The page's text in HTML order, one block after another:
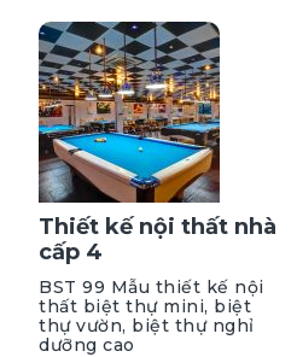
Thiết kế nội thất nhà
cấp 4
BST 99 Mẫu thiết kế nội
thất biệt thự mini, biệt
thự vườn, biệt thự nghỉ
dưỡng cao